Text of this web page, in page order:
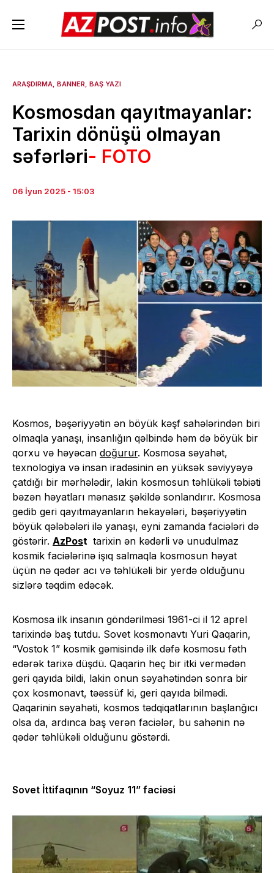
ARAŞDIRMA BANNER BAŞ YAZI
Kosmosdan qayıtmayanlar:
Tarixin dönüşü olmayan
səfərləri- FOTO
06 İyun 2025 - 15:03
Kosmos, bəşəriyyətin ən böyük kəşf sahələrindən biri
olmaqla yanaşı, insanlığın qəlbində həm də böyük bir
qorxu və həyəcan doğurur. Kosmosa səyahət,
texnologiya və insan iradəsinin ən yüksək səviyyəyə
çatdığı bir mərhələdir, lakin kosmosun təhlükəli təbiəti
bəzən həyatları mənasız şəkildə sonlandırır. Kosmosa
gedib geri qayıtmayanların hekayələri, bəşəriyyətin
böyük qələbələri ilə yanaşı, eyni zamanda faciələri də
göstərir. AzPost tarixin ən kədərli və unudulmaz
kosmik faciələrinə işıq salmaqla kosmosun həyat
üçün nə qədər acı və təhlükəli bir yerdə olduğunu
sizlərə təqdim edəcək.
Kosmosa ilk insanın göndərilməsi 1961-ci il 12 aprel
tarixində baş tutdu. Sovet kosmonavtı Yuri Qaqarin,
“Vostok 1” kosmik gəmisində ilk dəfə kosmosu fəth
edərək tarixə düşdü. Qaqarin heç bir itki vermədən
geri qayıda bildi, lakin onun səyahətindən sonra bir
çox kosmonavt, təəssüf ki, geri qayıda bilmədi.
Qaqarinin səyahəti, kosmos tədqiqatlarının başlanğıcı
olsa da, ardınca baş verən faciələr, bu sahənin nə
qədər təhlükəli olduğunu göstərdi.
Sovet İttifaqının “Soyuz 11” faciəsi